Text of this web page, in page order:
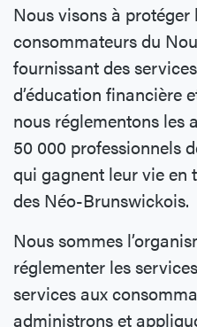
Nous visons à
consommateurs du
fournissant des
d’éducation financière
nous réglementons les
50 000 professionnels
qui gagnent leur vie en
des Néo-Brunswickois.
Nous sommes
réglementer les
services aux
administrons et